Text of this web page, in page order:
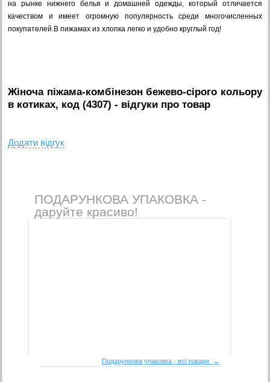
на рынке нижнего белья и домашней одежды, который отличается
качеством и имеет огромную популярность среди многочисленных
покупателей.В пижамах из хлопка легко и удобно круглый год!
Жіноча піжама-комбінезон бежево-сірого кольору
в котиках, код (4307) - вiдгуки про товар
Додати вiдгук
ПОДАРУНКОВА УПАКОВКА -
даруйте красиво!
Подарункова упаковка - всі товари →